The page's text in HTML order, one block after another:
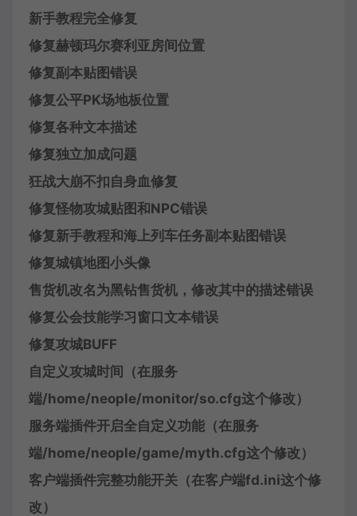
新手教程完全修复
修复赫顿玛尔赛利亚房间位置
修复副本贴图错误
修复公平PK场地板位置
修复各种文本描述
修复独立加成问题
狂战大崩不扣自身血修复
修复怪物攻城贴图和NPC错误
修复新手教程和海上列车任务副本贴图错误
修复城镇地图小头像
售货机改名为黑钻售货机，修改其中的描述错误
修复公会技能学习窗口文本错误
修复攻城BUFF
自定义攻城时间（在服务
端/home/neople/monitor/so.cfg这个修改）
服务端插件开启全自定义功能（在服务
端/home/neople/game/myth.cfg这个修改）
客户端插件完整功能开关（在客户端fd.ini这个修
改）